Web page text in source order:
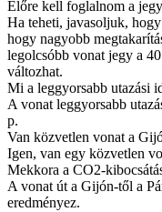
Előre kell foglalnom a
Ha teheti, javasoljuk,
hogy nagyobb
legolcsóbb vonat jegy a
változhat.
Mi a leggyorsabb utazási
A vonat leggyorsabb
p.
Van közvetlen vonat a
Igen, van egy közvetlen
Mekkora a CO2-
A vonat út a Gijón-től a
eredményez.